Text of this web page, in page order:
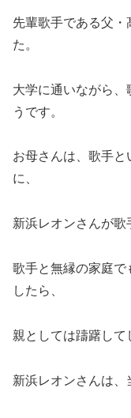
先輩歌手である父・
た。
大学に通いながら
うです。
お母さんは、歌手
に、
新浜レオンさんが歌
歌手と無縁の家庭で
したら、
親としては躊躇して
新浜レオンさんは、